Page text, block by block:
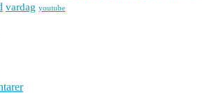
vardag youtube